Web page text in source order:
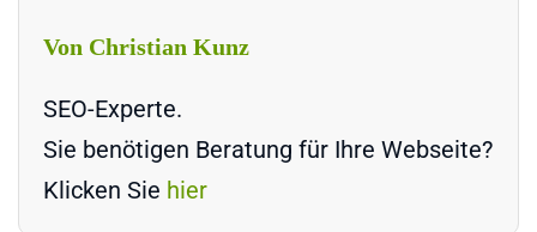
Von Christian Kunz
SEO-Experte.
Sie benötigen Beratung für Ihre Webseite?
Klicken Sie hier